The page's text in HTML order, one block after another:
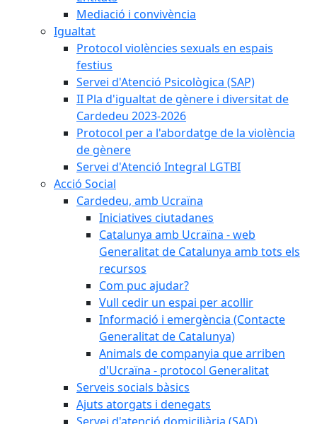
Mediació i convivència
Igualtat
Protocol violències sexuals en espais
festius
Servei d'Atenció Psicològica (SAP)
II Pla d'igualtat de gènere i diversitat de
Cardedeu 2023-2026
Protocol per a l'abordatge de la violència
de gènere
Servei d'Atenció Integral LGTBI
Acció Social
Cardedeu, amb Ucraïna
Iniciatives ciutadanes
Catalunya amb Ucraïna - web
Generalitat de Catalunya amb tots els
recursos
Com puc ajudar?
Vull cedir un espai per acollir
Informació i emergència (Contacte
Generalitat de Catalunya)
Animals de companyia que arriben
d'Ucraïna - protocol Generalitat
Serveis socials bàsics
Ajuts atorgats i denegats